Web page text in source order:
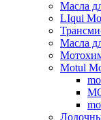
Масла
LIqui
Масла
Motul